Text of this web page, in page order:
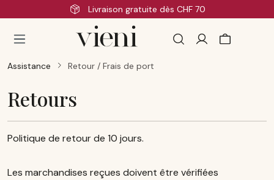
Passer au contenu principalLivraison gratuite dès CHF 70
Assistance Retour / Frais de port
Retours
Politique de retour de 10 jours.
Les marchandises reçues doivent être vérifiées